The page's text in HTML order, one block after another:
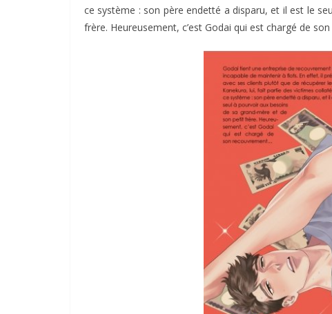
ce système : son père endetté a disparu, et il est le
frère. Heureusement, c’est Godai qui est chargé de